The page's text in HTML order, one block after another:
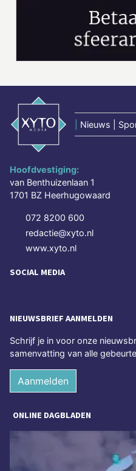
Nieuws |
Hoofdvestiging:
van Benthuizenlaan 1
1701 BZ Heerhugowaard
072 8200 600
redactie@xyto.nl
www.xyto.nl
SOCIAL MEDIA
NIEUWSBRIEF AANMELDEN
Schrijf je in voor onze
samenvatting van alle
Aanmelden
ONLINE DAGBLADEN